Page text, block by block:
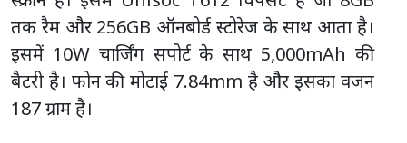
तक रैम और 256GB ऑनबोर्ड स्टोरेज के साथ आता है।
इसमें 10W चार्जिंग सपोर्ट के साथ 5,000mAh की
बैटरी है। फोन की मोटाई 7.84mm है और इसका वजन
187 ग्राम है।